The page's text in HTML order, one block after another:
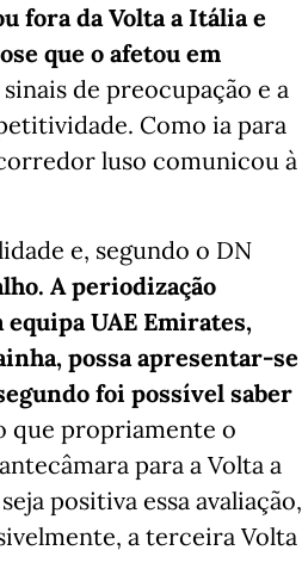
fora da Volta a Itália e
que o afetou em
de preocupação e a
Como ia para
luso comunicou à
e, segundo o DN
A periodização
UAE Emirates,
possa apresentar-se
foi possível saber
que propriamente o
para a Volta a
positiva essa avaliação,
a terceira Volta